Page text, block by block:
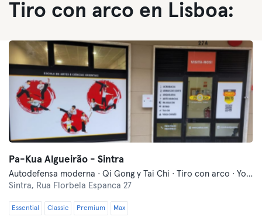
Tiro con arco en Lisboa:
Pa-Kua Algueirão - Sintra
Autodefensa moderna · Qi Gong y Tai Chi · Tiro con arco · Yoga
Sintra, Rua Florbela Espanca 27
Essential Classic Premium Max